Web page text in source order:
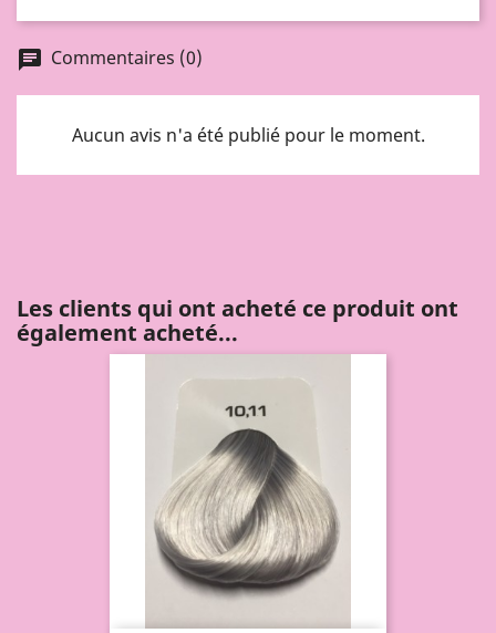
chat Commentaires (0)
Aucun avis n'a été publié pour le moment.
Les clients qui ont acheté ce produit ont
également acheté...